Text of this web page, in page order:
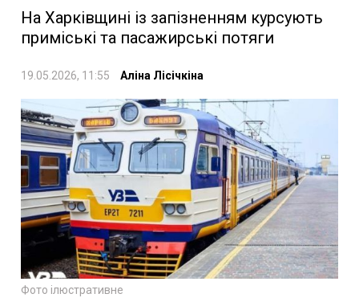
На Харківщині із запізненням курсують
приміські та пасажирські потяги
19.05.2026, 11:55 Аліна Лісічкіна
Фото ілюстративне